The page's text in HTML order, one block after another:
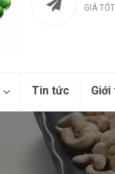
GIÁ TỐT
Tin tức Giới